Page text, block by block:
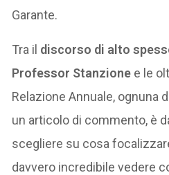
Garante.
Tra il discorso di alto
Professor Stanzione e le
Relazione Annuale, ognuna
un articolo di commento, è
scegliere su cosa
davvero incredibile vedere